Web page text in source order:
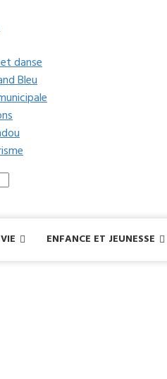
danse
Bleu
ENFANCE ET JEUNESSE